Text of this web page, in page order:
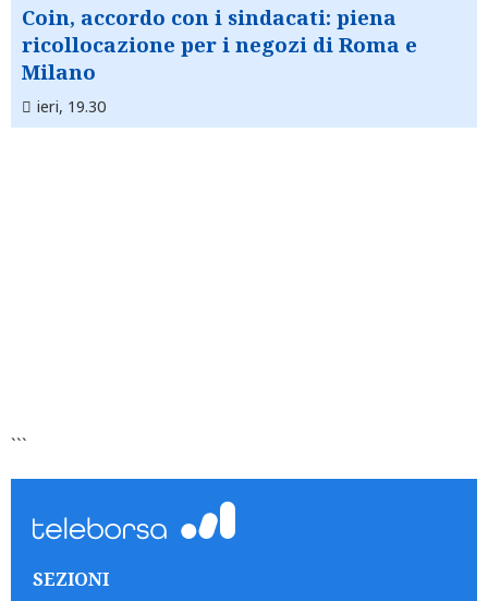
Coin, accordo con i sindacati: piena
ricollocazione per i negozi di Roma e
Milano
ieri, 19.30
```
SEZIONI